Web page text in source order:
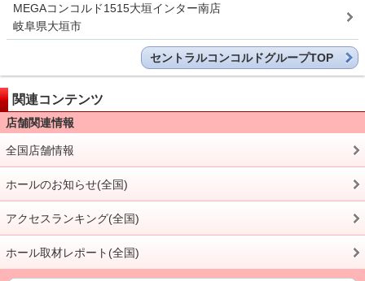
MEGAコンコルド1515大垣インター南店
岐阜県大垣市
セントラルコンコルドグループTOP
関連コンテンツ
店舗関連情報
全国店舗情報
ホールのお知らせ(全国)
アクセスランキング(全国)
ホール取材レポート(全国)